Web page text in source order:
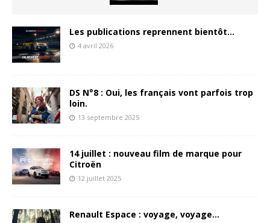
Les publications reprennent bientôt…
4 avril 2026
DS N°8 : Oui, les français vont parfois trop
loin.
13 septembre 2025
14 juillet : nouveau film de marque pour
Citroën
12 juillet 2025
Renault Espace : voyage, voyage…